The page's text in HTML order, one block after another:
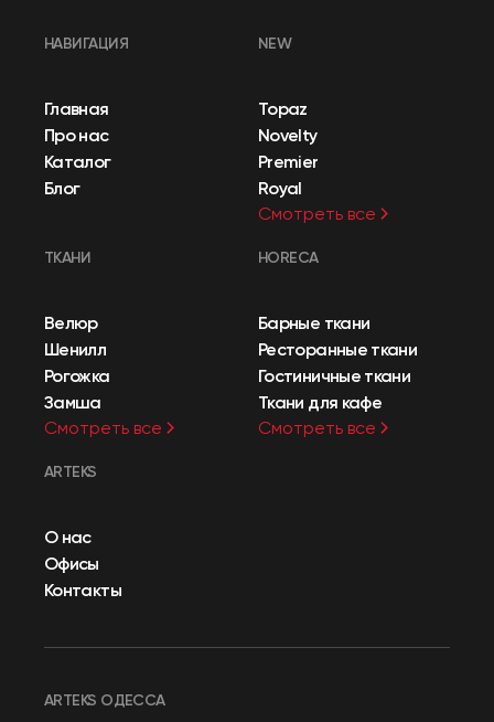
НАВИГАЦИЯ
Главная
Про нас
Каталог
Блог
NEW
Topaz
Novelty
Premier
Royal
Смотреть все
ТКАНИ
Велюр
Шенилл
Рогожка
Замша
Смотреть все
HORECA
Барные ткани
Ресторанные ткани
Гостиничные ткани
Ткани для кафе
Смотреть все
ARTEKS
О нас
Офисы
Контакты
ARTEKS ОДЕССА